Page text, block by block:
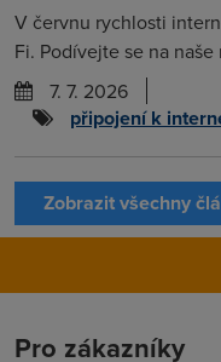
V červnu rychlosti
Fi. Podívejte se na
7. 7. 2026
připojení k
Zobrazit všechny
Pro zákazníky